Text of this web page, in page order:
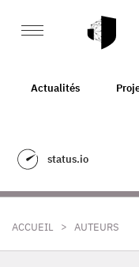
Actualités
status.io
ACCUEIL > AUTEURS